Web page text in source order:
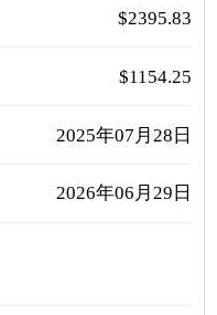
$2395.83
$1154.25
2025年07月28日
2026年06月29日